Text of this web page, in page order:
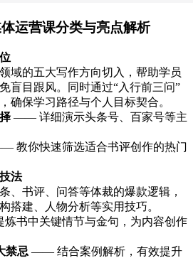
运营课分类与亮点解析
域的五大写作方向切入，帮助学员
盲目跟风。同时通过“入行前三问”
确保学习路径与个人目标契合。
—— 详细演示头条号、百家号等主
教你快速筛选适合书评创作的热门
法
、书评、问答等体裁的爆款逻辑，
搭建、人物分析等实用技巧。
书中关键情节与金句，为内容创作
禁忌 —— 结合案例解析，有效提升